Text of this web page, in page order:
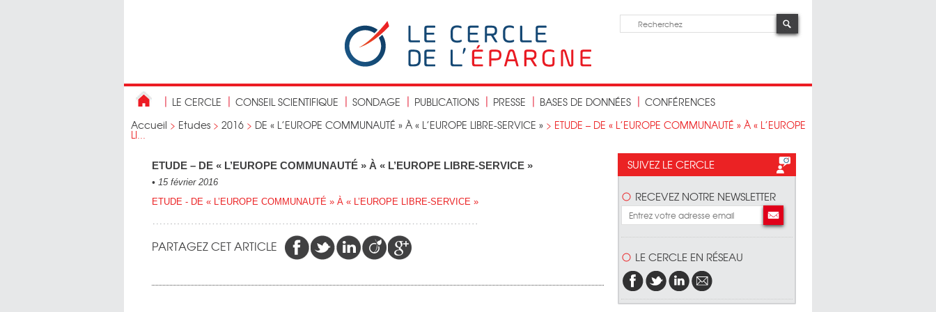
LE CERCLE CONSEIL SCIENTIFIQUE SONDAGE PUBLICATIONS PRESSE BASES DE DONNÉES
CONFÉRENCES
Accueil > Etudes > 2016 > DE « L’EUROPE COMMUNAUTÉ » À « L’EUROPE LIBRE-SERVICE » > ETUDE – DE « L’EUROPE COMMUNAUTÉ » À « L’EUROPE
LI...
ETUDE – DE « L’EUROPE COMMUNAUTÉ » À « L’EUROPE LIBRE-SERVICE »
• 15 février 2016
ETUDE - DE « L’EUROPE COMMUNAUTÉ » À « L’EUROPE LIBRE-SERVICE »
PARTAGEZ CET ARTICLE
SUIVEZ LE CERCLE
RECEVEZ NOTRE NEWSLETTER
LE CERCLE EN RÉSEAU